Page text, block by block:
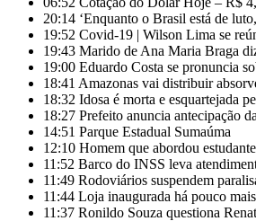
20:14 ‘Enquanto o Brasil está de
19:52 Covid-19 | Wilson Lima se
19:43 Marido de Ana Maria Braga
19:00 Eduardo Costa se pronuncia
18:41 Amazonas vai distribuir
18:32 Idosa é morta e esquartejada
18:27 Prefeito anuncia antecipação
14:51 Parque Estadual Sumaúma
12:10 Homem que abordou
11:52 Barco do INSS leva
11:49 Rodoviários suspendem
11:44 Loja inaugurada há pouco
11:37 Ronildo Souza questiona